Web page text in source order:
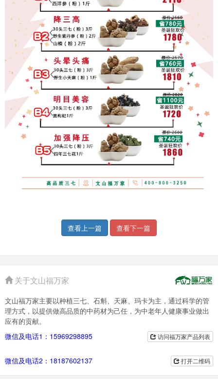
查看上一篇 查看下一篇
关于文山福万家
文山福万家主要以种植三七、石斛、天麻、玛卡为主，通过科学的管
理方式，以提供做高品质的中药材为己任，为中老年人健康事业做出
应有的贡献。
访问福万家产品列表
微信及电话1：15969298895
打开二维码
微信及电话2：18187602137